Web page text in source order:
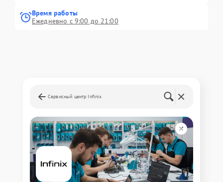
Время работы
Ежедневно с 9:00 до 21:00
Сервисный центр Infinix